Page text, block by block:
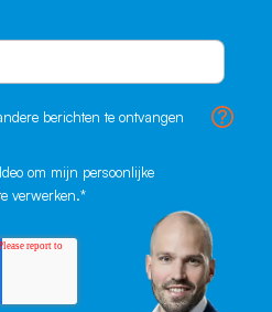
berichten te ontvangen
om mijn persoonlijke
verwerken.*